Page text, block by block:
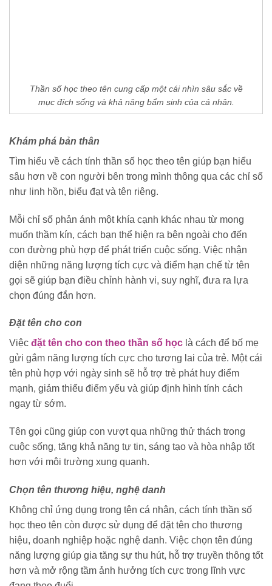
Thần số học theo tên cung cấp một cái nhìn sâu sắc về
mục đích sống và khả năng bẩm sinh của cá nhân.
Khám phá bản thân
Tìm hiểu về cách tính thần số học theo tên giúp bạn hiểu
sâu hơn về con người bên trong mình thông qua các chỉ số
như linh hồn, biểu đạt và tên riêng.
Mỗi chỉ số phản ánh một khía cạnh khác nhau từ mong
muốn thầm kín, cách bạn thể hiện ra bên ngoài cho đến
con đường phù hợp để phát triển cuộc sống. Việc nhận
diện những năng lượng tích cực và điểm hạn chế từ tên
gọi sẽ giúp bạn điều chỉnh hành vi, suy nghĩ, đưa ra lựa
chọn đúng đắn hơn.
Đặt tên cho con
Việc đặt tên cho con theo thần số học là cách để bố mẹ
gửi gắm năng lượng tích cực cho tương lai của trẻ. Một cái
tên phù hợp với ngày sinh sẽ hỗ trợ trẻ phát huy điểm
mạnh, giảm thiểu điểm yếu và giúp định hình tính cách
ngay từ sớm.
Tên gọi cũng giúp con vượt qua những thử thách trong
cuộc sống, tăng khả năng tự tin, sáng tạo và hòa nhập tốt
hơn với môi trường xung quanh.
Chọn tên thương hiệu, nghệ danh
Không chỉ ứng dụng trong tên cá nhân, cách tính thần số
học theo tên còn được sử dụng để đặt tên cho thương
hiệu, doanh nghiệp hoặc nghệ danh. Việc chọn tên đúng
năng lượng giúp gia tăng sự thu hút, hỗ trợ truyền thông tốt
hơn và mở rộng tầm ảnh hưởng tích cực trong lĩnh vực